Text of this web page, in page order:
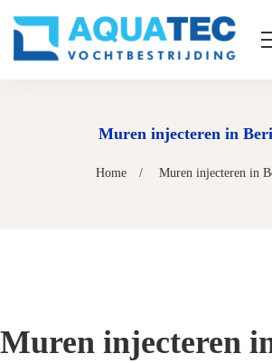
Muren injecteren in
Home Muren injecteren in
Muren injecteren